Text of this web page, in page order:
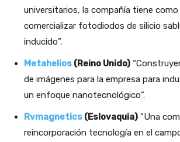
universitarios, la compañía tiene
comercializar fotodiodos de silicio
inducido”.
Metahelios (Reino Unido)
de imágenes para la empresa para
un enfoque nanotecnológico”.
Rvmagnetics (Eslovaquia) “Una
reincorporación tecnología en el